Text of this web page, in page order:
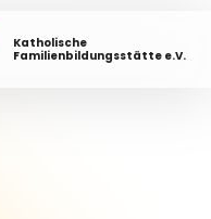
Katholische
Familienbildungsstätte e.V.